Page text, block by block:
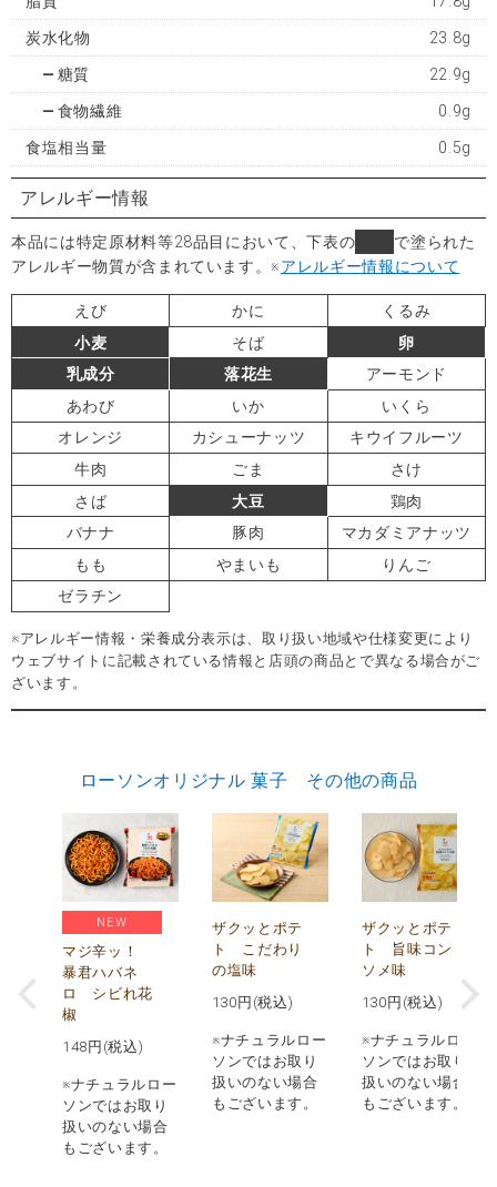
炭水化物 23.8g
糖質 22.9g
食物繊維 0.9g
食塩相当量 0.5g
アレルギー情報
本品には特定原材料等28品目において、下表の
で塗られた
アレルギー物質が含まれています。※アレルギー情報について
えび かに
くるみ
小麦
そば
卵
乳成分
落花生
アーモンド
あわび
いか
いくら
オレンジ
カシューナッツ
キウイフルーツ
牛肉
ごま
さけ
さば
大豆
鶏肉
バナナ
豚肉
マカダミアナッツ
もも
やまいも
りんご
ゼラチン
※アレルギー情報・栄養成分表示は、取り扱い地域や仕様変更により
ウェブサイトに記載されている情報と店頭の商品とで異なる場合がご
ざいます。
ローソンオリジナル 菓子 その他の商品
NEW
マジ辛ッ！
暴君ハバネ
ロ シビれ花
椒
148 円(税込)
※ナチュラルロー
ソンではお取り
扱いのない場合
もございます。
ザクッとポテ
ト こだわり
の塩味
130 円(税込)
※ナチュラルロー
ソンではお取り
扱いのない場合
もございます。
ザクッとポテ
ト 旨味コン
ソメ味
130 円(税込)
※ナチュラルロー
ソンではお取り
扱いのない場合
もございます。